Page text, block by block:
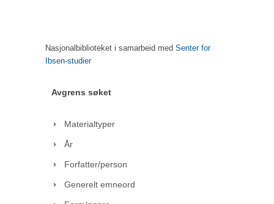
Nasjonalbiblioteket i samarbeid med Senter for
Ibsen-studier
Avgrens søket
Materialtyper
År
Forfatter/person
Generelt emneord